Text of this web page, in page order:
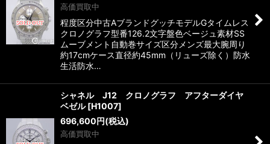
高価買取中
程度区分中古AブランドグッチモデルGタイムレス
クロノグラフ型番126.2文字盤色ベージュ素材SS
ムーブメント自動巻サイズ区分メンズ最大腕周り
約17cmケース直径約45mm（リューズ除く）防水
生活防水…
シャネル J12 クロノグラフ アフターダイヤ
ベゼル [H1007]
696,600円(税込)
高価買取中